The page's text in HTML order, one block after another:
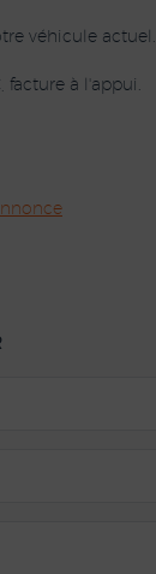
véhicule actuel.
facture à l'appui.